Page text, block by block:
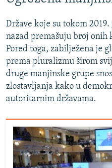
Države koje su tokom
nazad premašuju broj onih
Pored toga, zabilježena je
prema pluralizmu širom
druge manjinske grupe
zlostavljanja kako u
autoritarnim državama.